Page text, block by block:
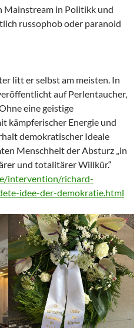
Mainstream in Politikk und
russophob oder paranoid
litt er selbst am meisten. In
auf Perlentaucher,
eine geistige
kämpferischer Energie und
demokratischer Ideale
Menschheit der Absturz „in
und totalitärer Willkür.“
intervention/richard-
idee-der-demokratie.html